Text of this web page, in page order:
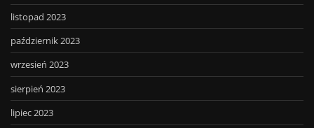
listopad 2023
październik 2023
wrzesień 2023
sierpień 2023
lipiec 2023